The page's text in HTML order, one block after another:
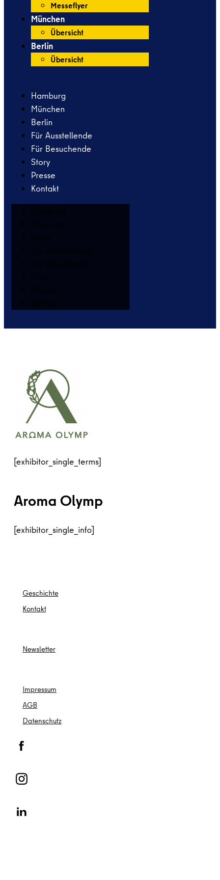
Messeflyer
München
Übersicht
Berlin
Übersicht
Hamburg
München
Berlin
Für Ausstellende
Für Besuchende
Story
Presse
Kontakt
[exhibitor_single_terms]
Aroma Olymp
[exhibitor_single_info]
Geschichte
Kontakt
Newsletter
Impressum
AGB
Datenschutz